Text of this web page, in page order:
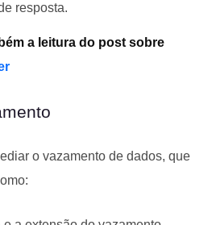
resposta.
a leitura do post sobre
o vazamento de dados, que